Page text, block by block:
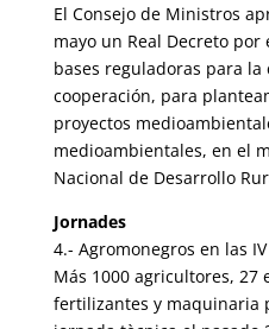
El Consejo de Ministros
mayo un Real Decreto
bases reguladoras para la
cooperación, para
proyectos
medioambientales, en el
Nacional de Desarrollo
Jornades
4.- Agromonegros en las IV
Más 1000 agricultores, 27
fertilizantes y maquinaria